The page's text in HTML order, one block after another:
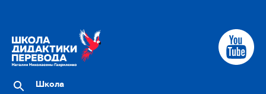
Школа